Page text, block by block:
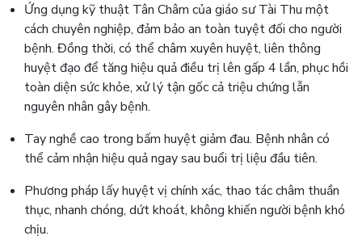
Ứng dụng kỹ thuật Tân Châm của giáo sư Tài Thu một
cách chuyên nghiệp, đảm bảo an toàn tuyệt đối cho người
bệnh. Đồng thời, có thể châm xuyên huyệt, liên thông
huyệt đạo để tăng hiệu quả điều trị lên gấp 4 lần, phục hồi
toàn diện sức khỏe, xử lý tận gốc cả triệu chứng lẫn
nguyên nhân gây bệnh.
Tay nghề cao trong bấm huyệt giảm đau. Bệnh nhân có
thể cảm nhận hiệu quả ngay sau buổi trị liệu đầu tiên.
Phương pháp lấy huyệt vị chính xác, thao tác châm thuần
thục, nhanh chóng, dứt khoát, không khiến người bệnh khó
chịu.